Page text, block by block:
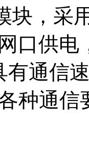
块，采
口供
有通信
种通